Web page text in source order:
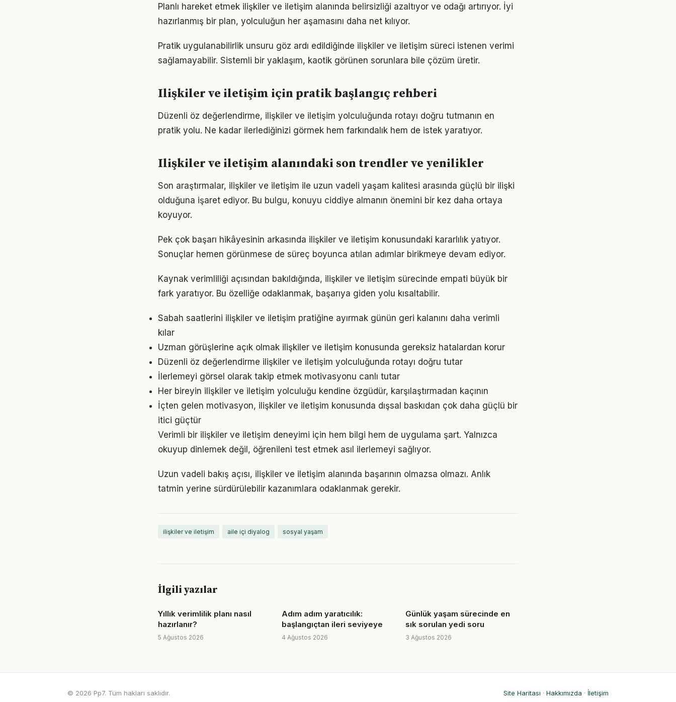
Planlı hareket etmek ilişkiler ve iletişim alanında belirsizliği azaltıyor ve odağı artırıyor. İyi
hazırlanmış bir plan, yolculuğun her aşamasını daha net kılıyor.
Pratik uygulanabilirlik unsuru göz ardı edildiğinde ilişkiler ve iletişim süreci istenen verimi
sağlamayabilir. Sistemli bir yaklaşım, kaotik görünen sorunlara bile çözüm üretir.
Ilişkiler ve iletişim için pratik başlangıç rehberi
Düzenli öz değerlendirme, ilişkiler ve iletişim yolculuğunda rotayı doğru tutmanın en
pratik yolu. Ne kadar ilerlediğinizi görmek hem farkındalık hem de istek yaratıyor.
Ilişkiler ve iletişim alanındaki son trendler ve yenilikler
Son araştırmalar, ilişkiler ve iletişim ile uzun vadeli yaşam kalitesi arasında güçlü bir ilişki
olduğuna işaret ediyor. Bu bulgu, konuyu ciddiye almanın önemini bir kez daha ortaya
koyuyor.
Pek çok başarı hikâyesinin arkasında ilişkiler ve iletişim konusundaki kararlılık yatıyor.
Sonuçlar hemen görünmese de süreç boyunca atılan adımlar birikmeye devam ediyor.
Kaynak verimliliği açısından bakıldığında, ilişkiler ve iletişim sürecinde empati büyük bir
fark yaratıyor. Bu özelliğe odaklanmak, başarıya giden yolu kısaltabilir.
Sabah saatlerini ilişkiler ve iletişim pratiğine ayırmak günün geri kalanını daha verimli
kılar
Uzman görüşlerine açık olmak ilişkiler ve iletişim konusunda gereksiz hatalardan korur
Düzenli öz değerlendirme ilişkiler ve iletişim yolculuğunda rotayı doğru tutar
İlerlemeyi görsel olarak takip etmek motivasyonu canlı tutar
Her bireyin ilişkiler ve iletişim yolculuğu kendine özgüdür, karşılaştırmadan kaçının
İçten gelen motivasyon, ilişkiler ve iletişim konusunda dışsal baskıdan çok daha güçlü bir
itici güçtür
Verimli bir ilişkiler ve iletişim deneyimi için hem bilgi hem de uygulama şart. Yalnızca
okuyup dinlemek değil, öğrenileni test etmek asıl ilerlemeyi sağlıyor.
Uzun vadeli bakış açısı, ilişkiler ve iletişim alanında başarının olmazsa olmazı. Anlık
tatmin yerine sürdürülebilir kazanımlara odaklanmak gerekir.
ilişkiler ve iletişim aile içi diyalog sosyal yaşam
İlgili yazılar
Yıllık verimlilik planı nasıl
hazırlanır?
5 Ağustos 2026
Adım adım yaratıcılık:
başlangıçtan ileri seviyeye
4 Ağustos 2026
Günlük yaşam sürecinde en
sık sorulan yedi soru
3 Ağustos 2026
© 2026 Pp7. Tüm hakları saklıdır. Site Haritası · Hakkımızda · İletişim